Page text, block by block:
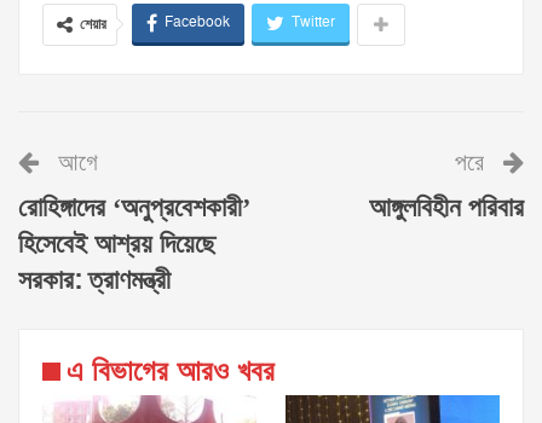
শেয়ার Facebook Twitter
আগে
রোহিঙ্গাদের ‘অনুপ্রবেশকারী’
হিসেবেই আশ্রয় দিয়েছে
সরকার: ত্রাণমন্ত্রী
পরে
আঙ্গুলবিহীন পরিবার
এ বিভাগের আরও খবর